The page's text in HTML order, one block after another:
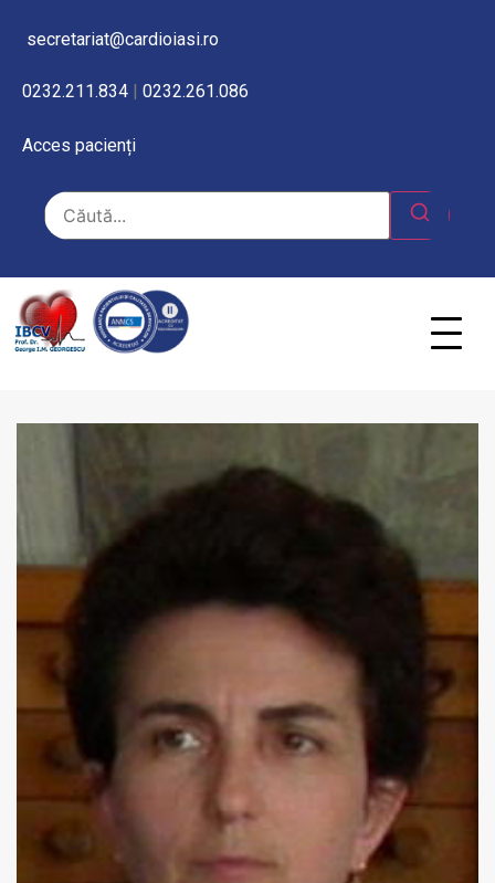
secretariat@cardioiasi.ro
0232.211.834 0232.261.086
Acces pacienți